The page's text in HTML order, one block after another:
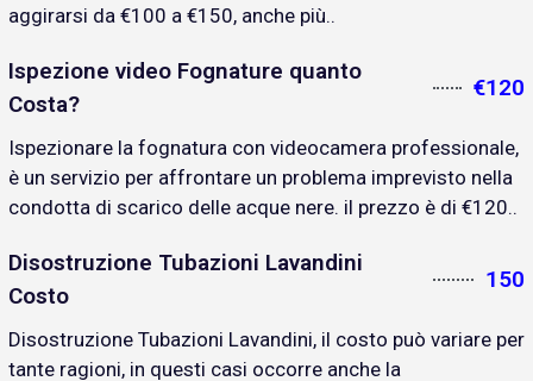
aggirarsi da €100 a €150, anche più..
Ispezione video Fognature quanto
Costa?
€120
Ispezionare la fognatura con videocamera professionale,
è un servizio per affrontare un problema imprevisto nella
condotta di scarico delle acque nere. il prezzo è di €120..
Disostruzione Tubazioni Lavandini
Costo
150
Disostruzione Tubazioni Lavandini, il costo può variare per
tante ragioni, in questi casi occorre anche la